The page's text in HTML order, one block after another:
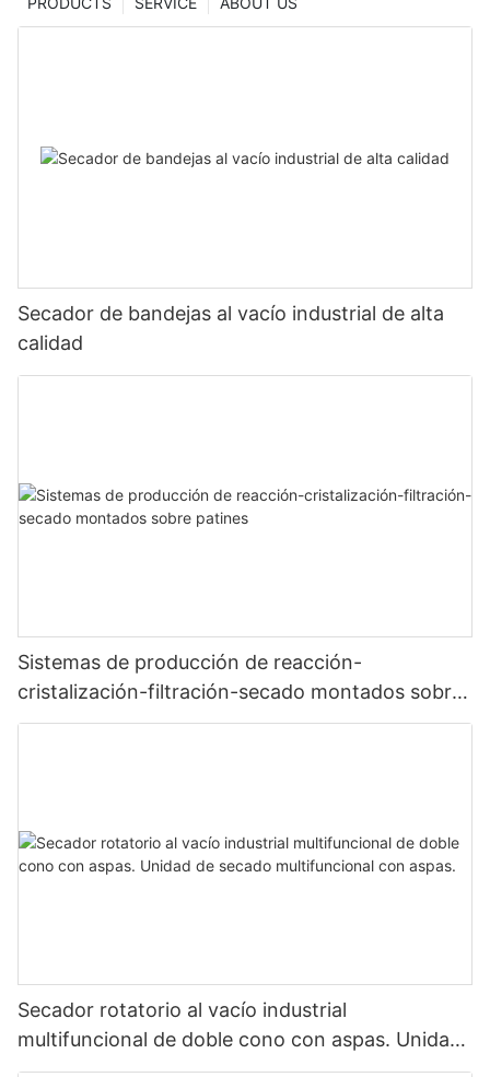
Secador de bandejas al vacío industrial de alta
calidad
Sistemas de producción de reacción-
cristalización-filtración-secado montados sobre
patines
Secador rotatorio al vacío industrial
multifuncional de doble cono con aspas. Unidad
de secado multifuncional con aspas.